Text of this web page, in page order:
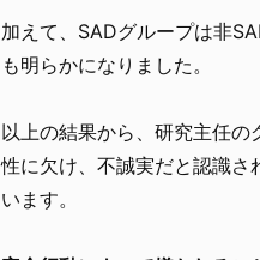
加えて、SADグループは非
も明らかになりました。
以上の結果から、研究主任
性に欠け、不誠実だと認識さ
います。